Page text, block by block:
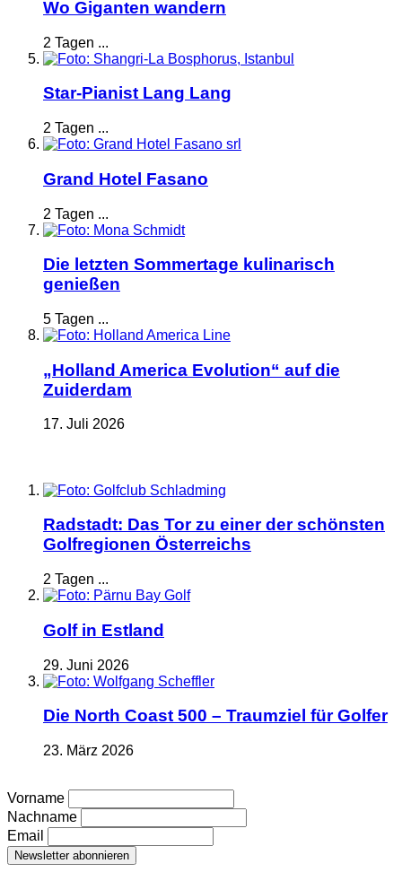
Wo Giganten wandern
2 Tagen ...
Star-Pianist Lang Lang
2 Tagen ...
Grand Hotel Fasano
2 Tagen ...
Die letzten Sommertage kulinarisch
genießen
5 Tagen ...
„Holland America Evolution“ auf die
Zuiderdam
17. Juli 2026
Radstadt: Das Tor zu einer der schönsten
Golfregionen Österreichs
2 Tagen ...
Golf in Estland
29. Juni 2026
Die North Coast 500 – Traumziel für Golfer
23. März 2026
Vorname
Nachname
Email